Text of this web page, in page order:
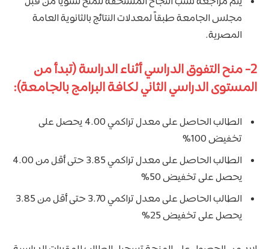
مجلس الجامعة طبقاً لمعدلات النتائج بالثانوية العامة
المصرية.
2- منح التفوق الدراسي أثناء الدراسة (تبدأ من
المستوى الدراسي الثاني لكافة البرامج بالجامعة):
الطالب الحاصل على معدل تراكمي 4.00 يحصل على
تخفيض 100%
الطالب الحاصل على معدل تراكمي 3.85 حتى أقل من 4.00
يحصل على تخفيض 50%
الطالب الحاصل على معدل تراكمي 3.70 حتى أقل من 3.85
يحصل على تخفيض 25%